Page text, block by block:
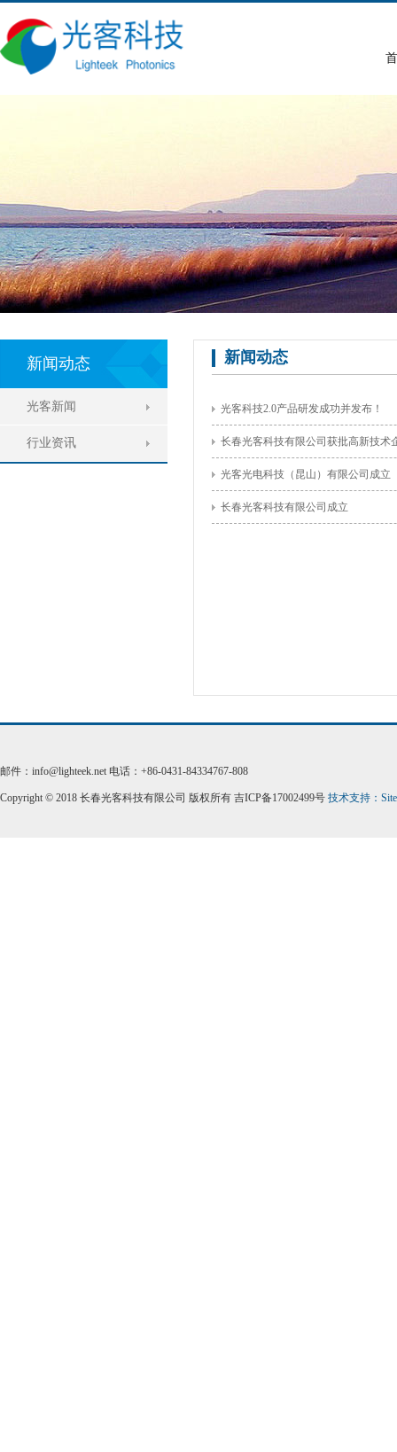
新闻动态
光客新闻
行业资讯
新闻动态
光客科技2.0产品研发成功并发布！
长春光客科技有限公司获批高新技术
光客光电科技（昆山）有限公司成立
长春光客科技有限公司成立
邮件：info@lighteek.net 电话：+86-0431-84334767-808
Copyright © 2018 长春光客科技有限公司 版权所有 吉ICP备17002499号 技术支持：